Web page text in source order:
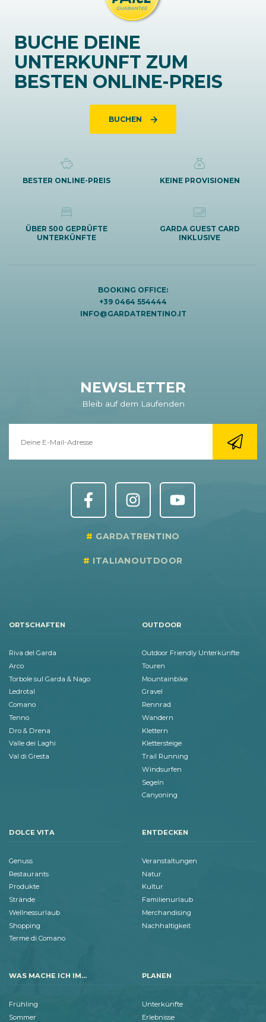
BUCHE DEINE
UNTERKUNFT ZUM
BESTEN ONLINE-PREIS
BUCHEN
BESTER ONLINE-PREIS KEINE PROVISIONEN
ÜBER 500 GEPRÜFTE
UNTERKÜNFTE
GARDA GUEST CARD
INKLUSIVE
BOOKING OFFICE:
+39 0464 554444
INFO@GARDATRENTINO.IT
NEWSLETTER
Bleib auf dem Laufenden
GARDATRENTINO
ITALIANOUTDOOR
ORTSCHAFTEN
Riva del Garda
Arco
Torbole sul Garda & Nago
Ledrotal
Comano
Tenno
Dro & Drena
Valle dei Laghi
Val di Gresta
OUTDOOR
Outdoor Friendly Unterkünfte
Touren
Mountainbike
Gravel
Rennrad
Wandern
Klettern
Klettersteige
Trail Running
Windsurfen
Segeln
Canyoning
DOLCE VITA
Genuss
Restaurants
Produkte
Strände
Wellnessurlaub
Shopping
Terme di Comano
ENTDECKEN
Veranstaltungen
Natur
Kultur
Familienurlaub
Merchandising
Nachhaltigkeit
WAS MACHE ICH IM...
Frühling
Sommer
PLANEN
Unterkünfte
Erlebnisse